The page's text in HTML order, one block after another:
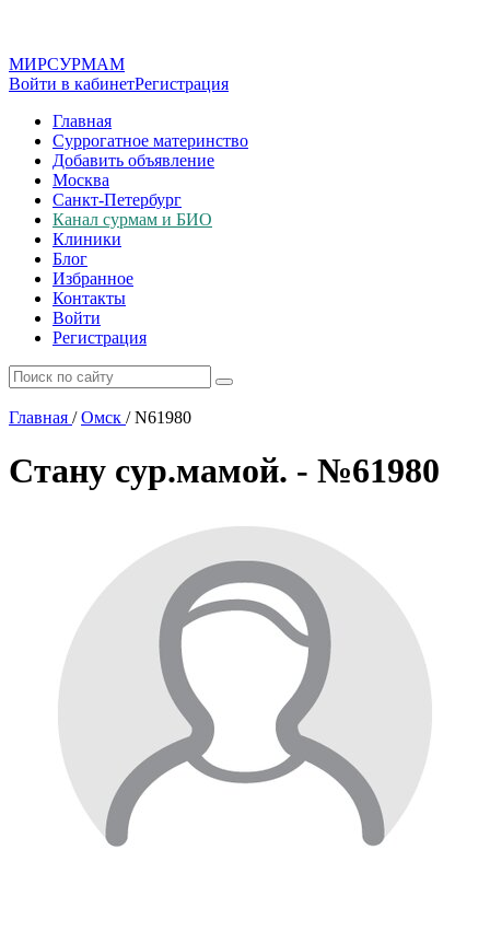
МИРСУРМАМ
Войти в кабинетРегистрация
Главная
Суррогатное материнство
Добавить объявление
Москва
Санкт-Петербург
Канал сурмам и БИО
Клиники
Блог
Избранное
Контакты
Войти
Регистрация
Главная / Омск /N61980
Стану сур.мамой. - №61980